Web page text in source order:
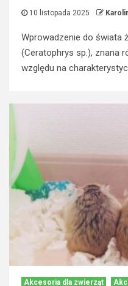
10 listopada 2025
Wprowadzenie do świata
(Ceratophrys sp.), znana
względu na
Akcesoria dla zwierząt